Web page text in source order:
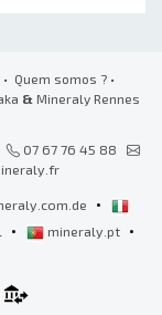
• Quem somos ?•
& Mineraly Rennes
07 67 76 45 88
•
• mineraly.pt •